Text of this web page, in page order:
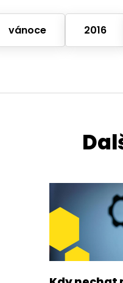
vánoce 2016